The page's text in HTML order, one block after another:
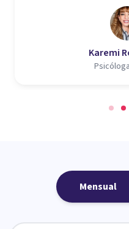
Karemi
Mensual